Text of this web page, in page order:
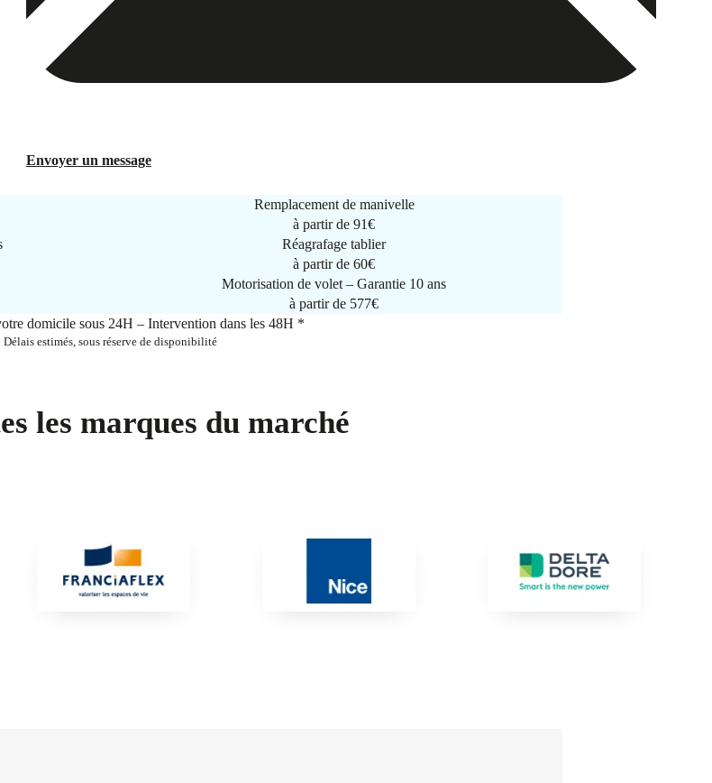
Envoyer un message
Remplacement de manivelle
à partir de91€
Réagrafage tablier
à partir de60€
Motorisation de volet – Garantie 10 ans
à partir de 577€
domicile sous 24H – Intervention dans les 48H *
Délais estimés, sous réserve de disponibilité
les marques du marché